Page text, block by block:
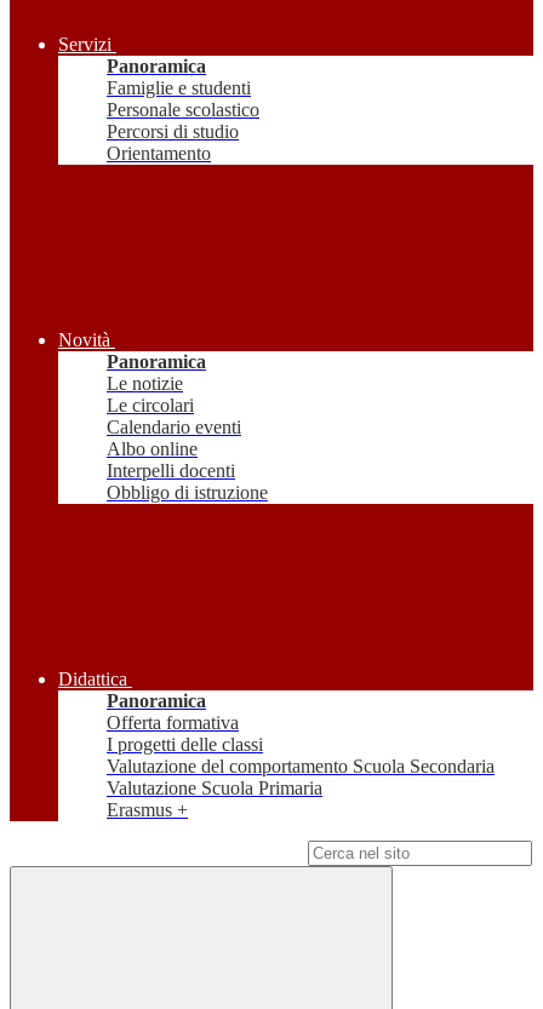
Servizi
Panoramica
Famiglie e studenti
Personale scolastico
Percorsi di studio
Orientamento
Novità
Panoramica
Le notizie
Le circolari
Calendario eventi
Albo online
Interpelli docenti
Obbligo di istruzione
Didattica
Panoramica
Offerta formativa
I progetti delle classi
Valutazione del comportamento Scuola Secondaria
Valutazione Scuola Primaria
Erasmus +